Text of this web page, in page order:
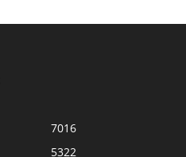
7016
5322